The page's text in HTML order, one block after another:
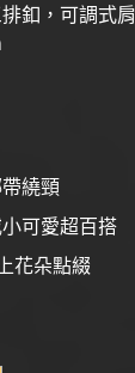
釦，可調式
繞頸
可愛超百搭
花朵點綴